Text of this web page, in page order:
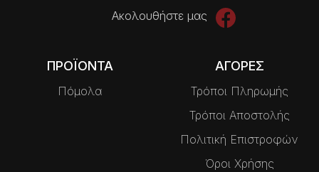
Ακολουθήστε μας
ΠΡΟΪΟΝΤΑ
Πόμολα
ΑΓΟΡΕΣ
Τρόποι Πληρωμής
Τρόποι Αποστολής
Πολιτική Επιστροφών
Όροι Χρήσης